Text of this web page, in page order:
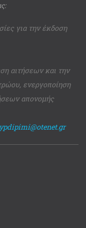
για την έκδοση
αιτήσεων και την
ενεργοποίηση
απονομής
ypdipimi@otenet.gr